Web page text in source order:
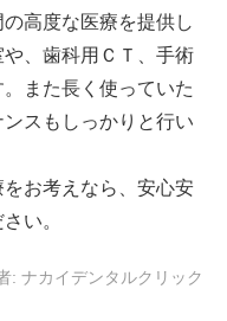
高度な医療を提供し
、歯科用ＣＴ、手術
また長く使っていた
スもしっかりと行い
お考えなら、安心安
い。
: ナカイデンタルクリック